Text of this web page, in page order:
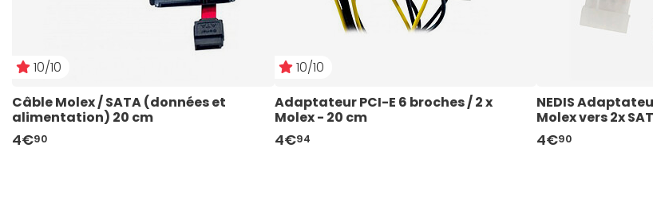
10/10
Câble Molex / SATA (données et
alimentation) 20 cm
4€90
10/10
Adaptateur PCI-E 6 broches / 2 x
Molex - 20 cm
4€94
NEDIS
Molex vers 2x
4€90